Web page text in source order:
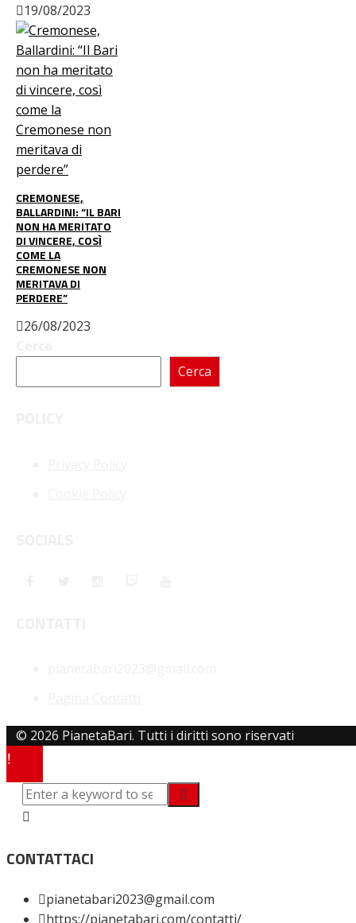
19/08/2023
CREMONESE,
BALLARDINI: “IL BARI
NON HA MERITATO
DI VINCERE, COSÌ
COME LA
CREMONESE NON
MERITAVA DI
PERDERE”
26/08/2023
Cerca
© 2026 PianetaBari. Tutti i diritti sono riservati
CONTATTACI
pianetabari2023@gmail.com
https://pianetabari.com/contatti/